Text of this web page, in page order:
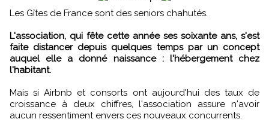
Les Gîtes de France sont des seniors chahutés.
L'association, qui fête cette année ses soixante ans, s'est
faite distancer depuis quelques temps par un concept
auquel elle a donné naissance : l'hébergement chez
l'habitant.
Mais si Airbnb et consorts ont aujourd'hui des taux de
croissance à deux chiffres, l'association assure n'avoir
aucun ressentiment envers ces nouveaux concurrents.